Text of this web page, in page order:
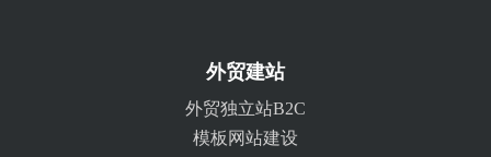
外贸建站
外贸独立站B2C
模板网站建设